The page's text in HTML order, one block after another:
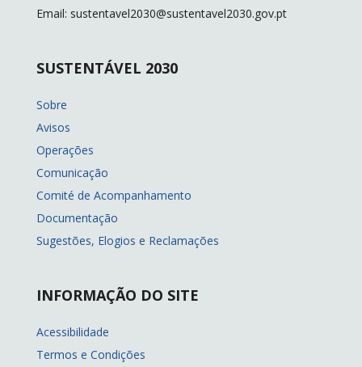
Email: sustentavel2030@sustentavel2030.gov.pt
SUSTENTÁVEL 2030
Sobre
Avisos
Operações
Comunicação
Comité de Acompanhamento
Documentação
Sugestões, Elogios e Reclamações
INFORMAÇÃO DO SITE
Acessibilidade
Termos e Condições